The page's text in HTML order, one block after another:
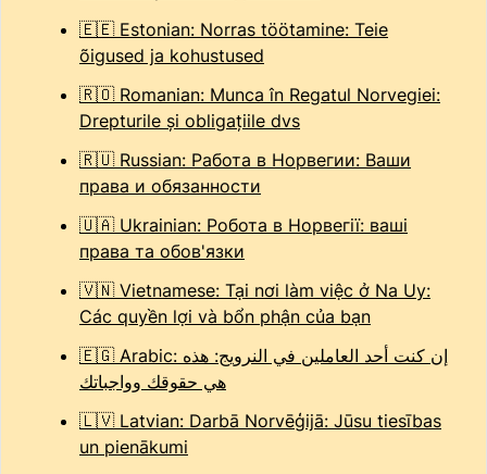
🇪🇪 Estonian: Norras töötamine: Teie
õigused ja kohustused
🇷🇴 Romanian: Munca în Regatul Norvegiei:
Drepturile şi obligaţiile dvs
🇷🇺 Russian: Работа в Норвегии: Ваши
права и обязанности
🇺🇦 Ukrainian: Робота в Норвегії: ваші
права та обов'язки
🇻🇳 Vietnamese: Tại nơi làm việc ở Na Uy:
Các quyền lợi và bổn phận của bạn
🇪🇬 Arabic: إن كنت أحد العاملين في النرويج: هذه
هي حقوقك وواجباتك
🇱🇻 Latvian: Darbā Norvēģijā: Jūsu tiesības
un pienākumi